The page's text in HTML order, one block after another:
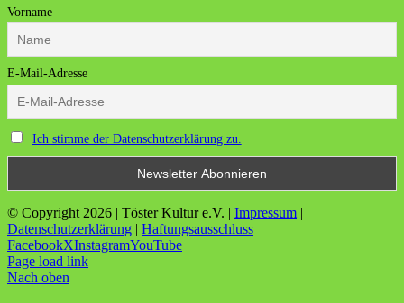
Vorname
E-Mail-Adresse
Ich stimme der Datenschutzerklärung zu.
© Copyright 2026 | Töster Kultur e.V. | Impressum |
Datenschutzerklärung | Haftungsausschluss
FacebookXInstagramYouTube
Page load link
Nach oben